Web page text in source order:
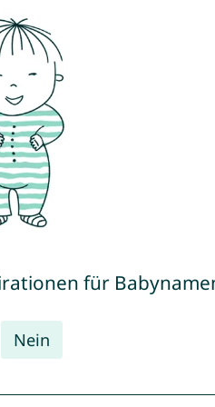
für
Nein